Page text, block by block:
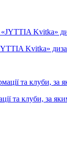
Kvitka»
та клуби, за